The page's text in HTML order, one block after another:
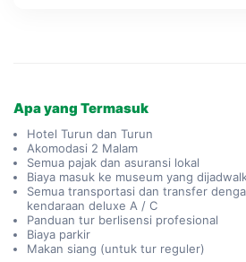
Apa yang Termasuk
Hotel Turun dan Turun
Akomodasi 2 Malam
Semua pajak dan asuransi lokal
Biaya masuk ke museum yang
Semua transportasi dan transfer
kendaraan deluxe A / C
Panduan tur berlisensi profesional
Biaya parkir
Makan siang (untuk tur reguler)